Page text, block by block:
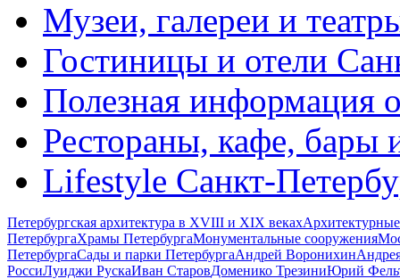
Музеи, галереи и
Гостиницы и отели
Полезная информация
Рестораны, кафе, бары
Lifestyle Санкт-
Петербургская архитектура в XVIII и XIX веках
ПетербургаХрамы ПетербургаМонументальные сооружения
ПетербургаСады и парки ПетербургаАндрей Воронихин
РоссиЛуиджи РускаИван СтаровДоменико ТрезиниЮрий